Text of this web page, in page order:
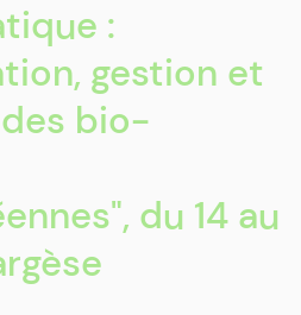
:
gestion et
bio-
du 14 au